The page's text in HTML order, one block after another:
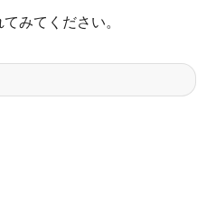
みてください。